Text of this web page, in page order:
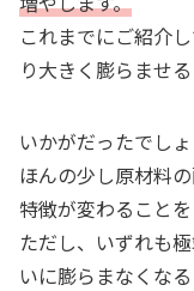
これまでにご紹介
り大きく膨らませ
いかがだったでし
ほんの少し原材料
特徴が変わること
ただし、いずれも
いに膨らまなくな